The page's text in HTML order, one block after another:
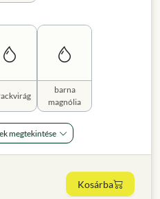
barna
magnólia
megtekintése
Kosárba